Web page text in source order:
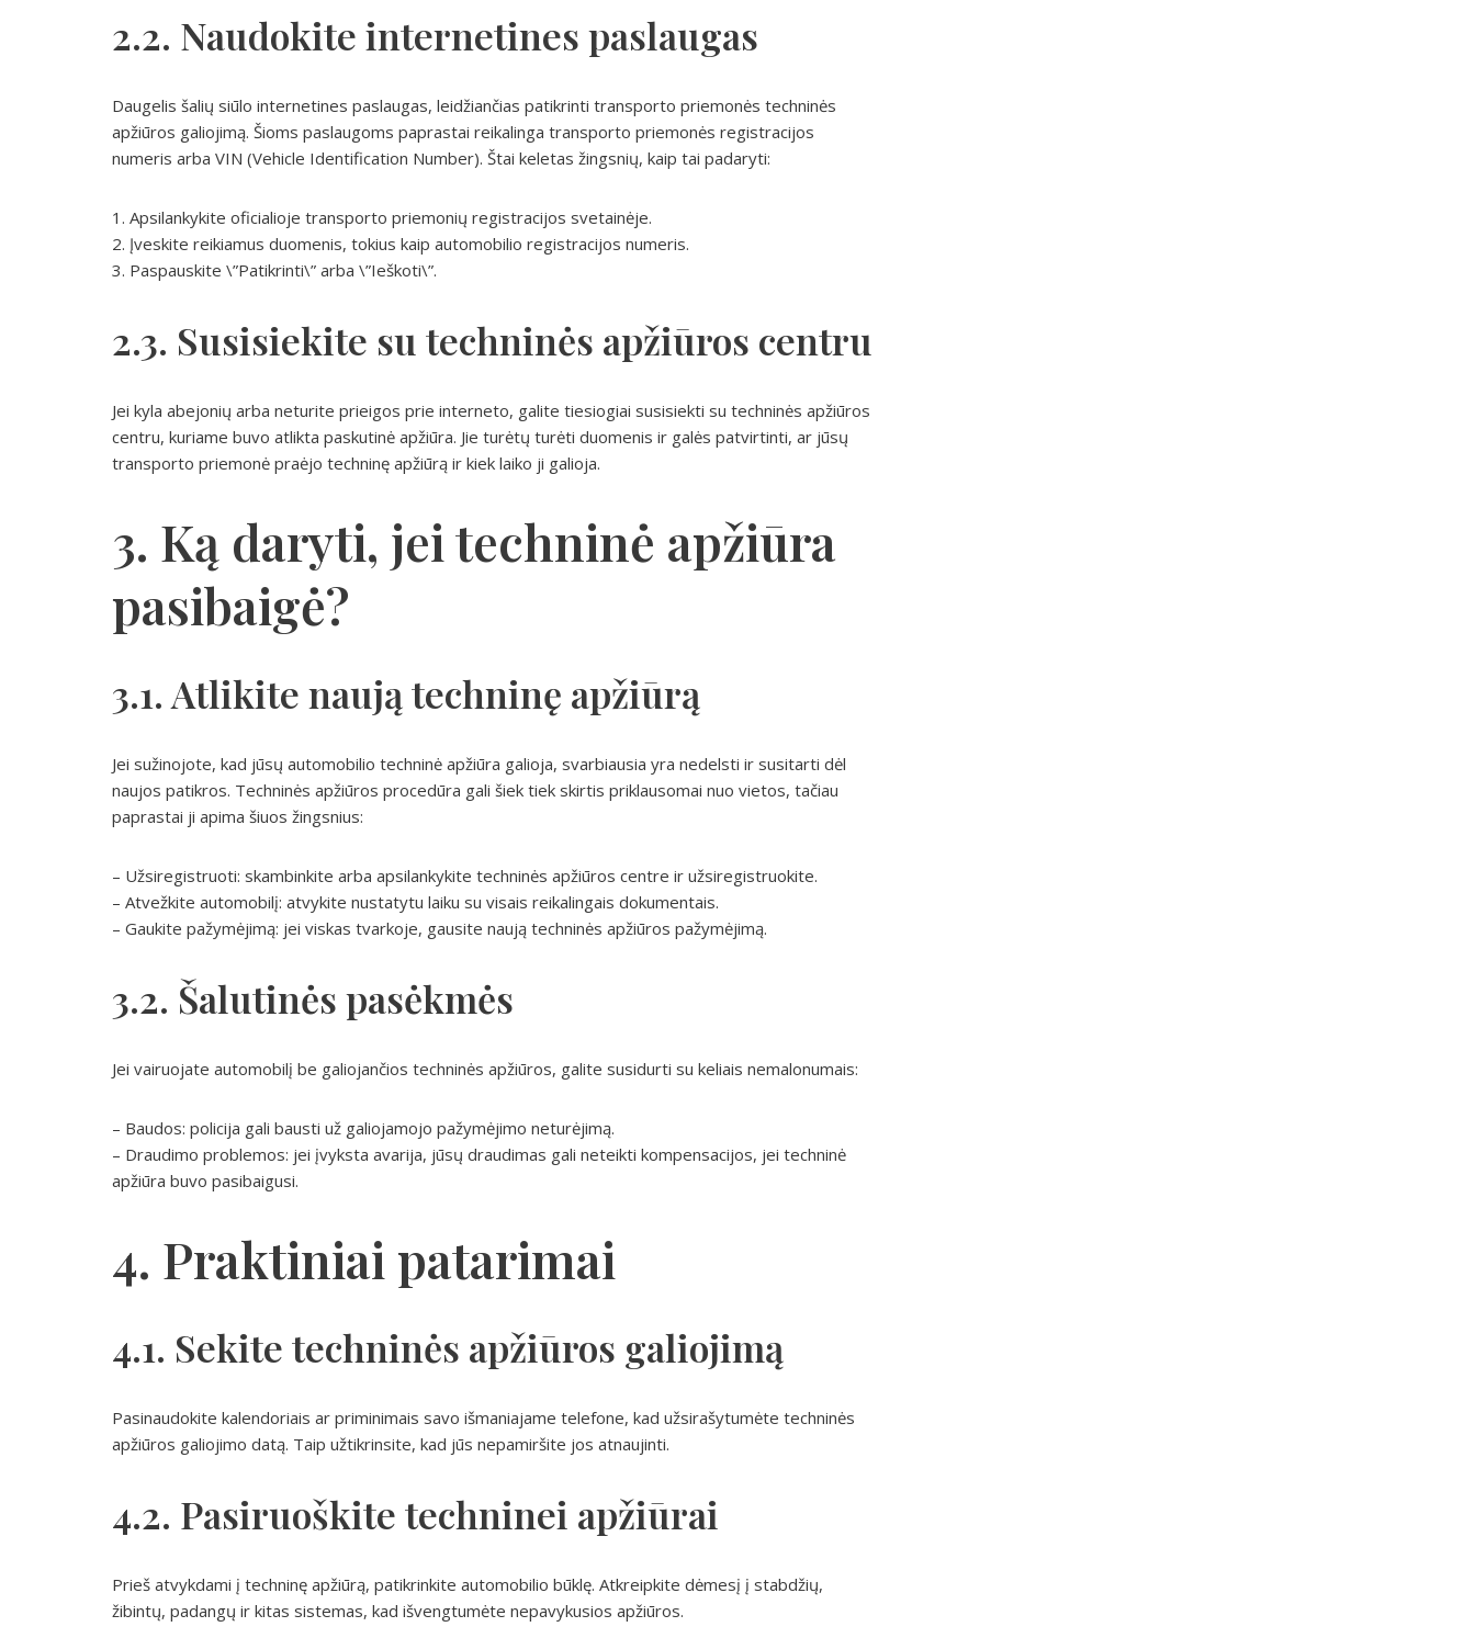
2.2. Naudokite internetines paslaugas
Daugelis šalių siūlo internetines paslaugas, leidžiančias patikrinti transporto priemonės techninės
apžiūros galiojimą. Šioms paslaugoms paprastai reikalinga transporto priemonės registracijos
numeris arba VIN (Vehicle Identification Number). Štai keletas žingsnių, kaip tai padaryti:
1. Apsilankykite oficialioje transporto priemonių registracijos svetainėje.
2. Įveskite reikiamus duomenis, tokius kaip automobilio registracijos numeris.
3. Paspauskite \”Patikrinti\” arba \”Ieškoti\”.
2.3. Susisiekite su techninės apžiūros centru
Jei kyla abejonių arba neturite prieigos prie interneto, galite tiesiogiai susisiekti su techninės apžiūros
centru, kuriame buvo atlikta paskutinė apžiūra. Jie turėtų turėti duomenis ir galės patvirtinti, ar jūsų
transporto priemonė praėjo techninę apžiūrą ir kiek laiko ji galioja.
3. Ką daryti, jei techninė apžiūra
pasibaigė?
3.1. Atlikite naują techninę apžiūrą
Jei sužinojote, kad jūsų automobilio techninė apžiūra galioja, svarbiausia yra nedelsti ir susitarti dėl
naujos patikros. Techninės apžiūros procedūra gali šiek tiek skirtis priklausomai nuo vietos, tačiau
paprastai ji apima šiuos žingsnius:
– Užsiregistruoti: skambinkite arba apsilankykite techninės apžiūros centre ir užsiregistruokite.
– Atvežkite automobilį: atvykite nustatytu laiku su visais reikalingais dokumentais.
– Gaukite pažymėjimą: jei viskas tvarkoje, gausite naują techninės apžiūros pažymėjimą.
3.2. Šalutinės pasėkmės
Jei vairuojate automobilį be galiojančios techninės apžiūros, galite susidurti su keliais nemalonumais:
– Baudos: policija gali bausti už galiojamojo pažymėjimo neturėjimą.
– Draudimo problemos: jei įvyksta avarija, jūsų draudimas gali neteikti kompensacijos, jei techninė
apžiūra buvo pasibaigusi.
4. Praktiniai patarimai
4.1. Sekite techninės apžiūros galiojimą
Pasinaudokite kalendoriais ar priminimais savo išmaniajame telefone, kad užsirašytumėte techninės
apžiūros galiojimo datą. Taip užtikrinsite, kad jūs nepamiršite jos atnaujinti.
4.2. Pasiruoškite techninei apžiūrai
Prieš atvykdami į techninę apžiūrą, patikrinkite automobilio būklę. Atkreipkite dėmesį į stabdžių,
žibintų, padangų ir kitas sistemas, kad išvengtumėte nepavykusios apžiūros.